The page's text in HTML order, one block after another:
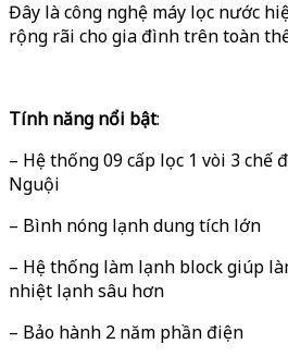
Đây là công nghệ máy lọc nước
rộng rãi cho gia đình trên toàn
Tính năng nổi bật:
– Hệ thống 09 cấp lọc 1 vòi 3 chế
Nguội
– Bình nóng lạnh dung tích lớn
– Hệ thống làm lạnh block giúp
nhiệt lạnh sâu hơn
– Bảo hành 2 năm phần điện